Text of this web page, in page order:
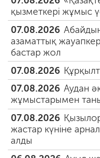
қызметкері жұмыс
07.08.2026
азаматтық
бастар жол
07.08.2026
07.08.2026 Аудан
жұмыстарымен
07.08.2026
жастар күніне
алды